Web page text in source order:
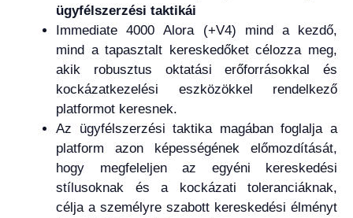
ügyfélszerzési taktikái
Immediate 4000 Alora (+V4) mind a kezdő,
mind a tapasztalt kereskedőket célozza meg,
akik robusztus oktatási erőforrásokkal és
kockázatkezelési eszközökkel rendelkező
platformot keresnek.
Az ügyfélszerzési taktika magában foglalja a
platform azon képességének előmozdítását,
hogy megfeleljen az egyéni kereskedési
stílusoknak és a kockázati toleranciáknak,
célja a személyre szabott kereskedési élményt